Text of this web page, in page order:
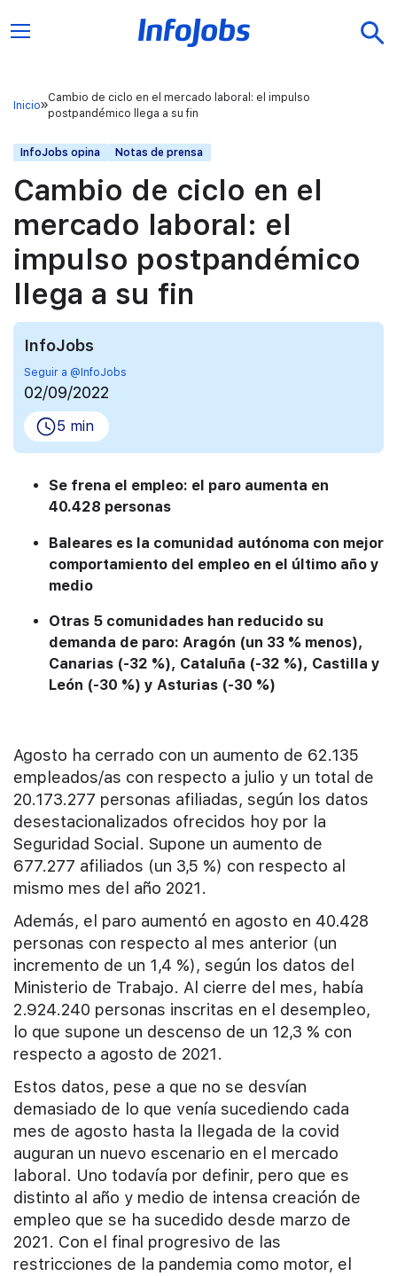
Inicio
Cambio de ciclo en el mercado laboral: el impulso
postpandémico llega a su fin
InfoJobs opina Notas de prensa
Cambio de ciclo en el
mercado laboral: el
impulso postpandémico
llega a su fin
InfoJobs
Seguir a @InfoJobs
02/09/2022
5 min
Se frena el empleo: el paro aumenta en
40.428 personas
Baleares es la comunidad autónoma con mejor
comportamiento del empleo en el último año y
medio
Otras 5 comunidades han reducido su
demanda de paro: Aragón (un 33 % menos),
Canarias (-32 %), Cataluña (-32 %), Castilla y
León (-30 %) y Asturias (-30 %)
Agosto ha cerrado con un aumento de 62.135
empleados/as con respecto a julio y un total de
20.173.277 personas afiliadas, según los datos
desestacionalizados ofrecidos hoy por la
Seguridad Social. Supone un aumento de
677.277 afiliados (un 3,5 %) con respecto al
mismo mes del año 2021.
Además, el paro aumentó en agosto en 40.428
personas con respecto al mes anterior (un
incremento de un 1,4 %), según los datos del
Ministerio de Trabajo. Al cierre del mes, había
2.924.240 personas inscritas en el desempleo,
lo que supone un descenso de un 12,3 % con
respecto a agosto de 2021.
Estos datos, pese a que no se desvían
demasiado de lo que venía sucediendo cada
mes de agosto hasta la llegada de la covid
auguran un nuevo escenario en el mercado
laboral. Uno todavía por definir, pero que es
distinto al año y medio de intensa creación de
empleo que se ha sucedido desde marzo de
2021. Con el final progresivo de las
restricciones de la pandemia como motor, el